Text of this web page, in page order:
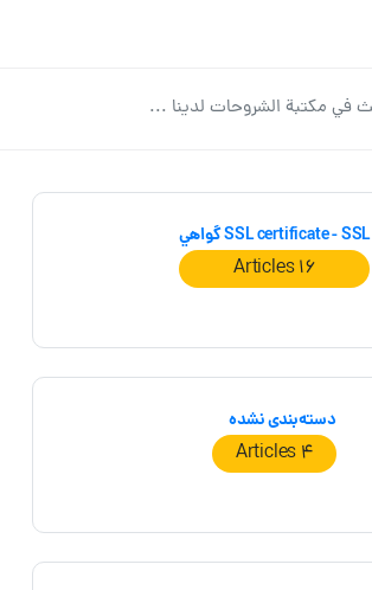
SSL certificate - SSL گواهي
16 Articles
دسته‌بندی نشده
4 Articles